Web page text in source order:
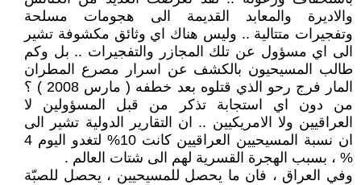
والاديرة والمعابد القديمة الى هجومات مسلحة
وتفجيرات متتالية .. وليس هناك اي وثائق مكشوفة تشير
الى اي مسؤول عن تلك المجازر والتفجيرات .. بل وكم
طالب المسيحيون بالكشف عن اسرار مصرع المطران
المار فرج رحو الذي قتلوه بعد خطفه ( مارس 2008 ) ؟
من دون اي استجابة تذكر من قبل المسؤولين لا
العراقيين ولا الامريكيين .. ان التقارير الدولية تشير الى
ان نسبة المسيحيين العراقيين كانت 10% لتغدو اليوم 4
% ، بسبب الهجرة القسرية لهم الى شتات العالم .
وفي العراق ، فان ما يحصل للمسيحيين ، يحصل للصبّة